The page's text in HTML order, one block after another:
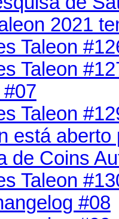
2021
Taleon
Taleon
Taleon
está aberto
de Coins
Taleon
#08